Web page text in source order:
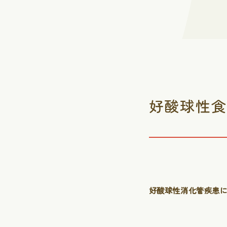
好酸球性
好酸球性消化管疾患